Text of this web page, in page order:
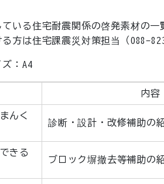
いる住宅耐震関係の啓発素材の一
方は住宅課震災対策担当（088-
：A4
内容
んく
診断・設計・改修補助の
きる
ブロック塀撤去等補助の